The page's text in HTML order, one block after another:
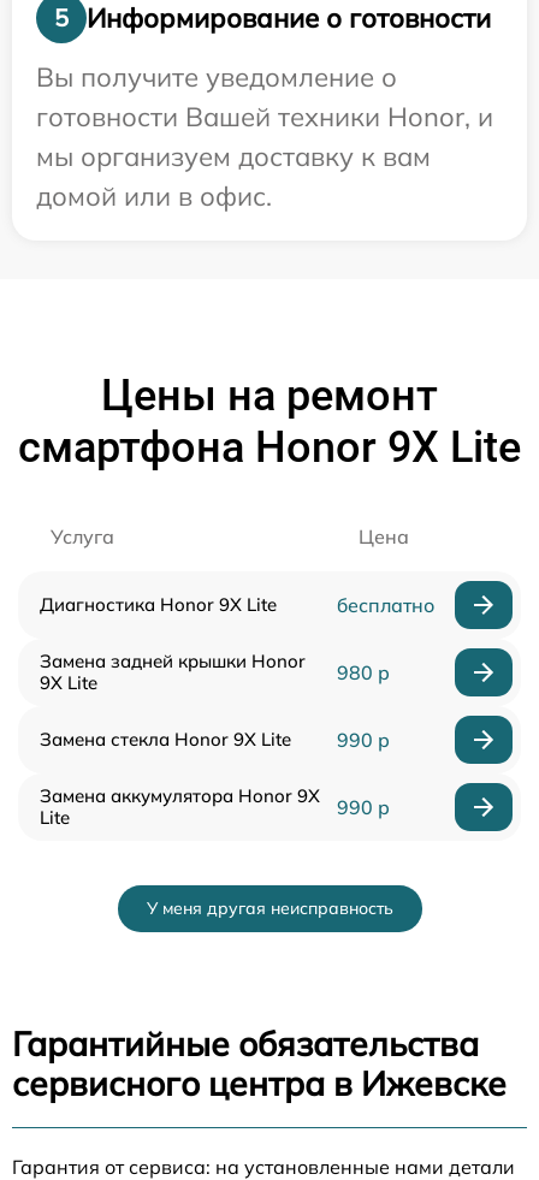
5
Информирование о готовности
Вы получите уведомление о
готовности Вашей техники Honor, и
мы организуем доставку к вам
домой или в офис.
Цены на ремонт
смартфона Honor 9X Lite
Услуга Цена
Диагностика Honor 9X Lite бесплатно
Замена задней крышки Honor
9X Lite
980 р
Замена стекла Honor 9X Lite 990 р
Замена аккумулятора Honor 9X
Lite
990 р
У меня другая неисправность
Гарантийные обязательства
сервисного центра в Ижевске
Гарантия от сервиса: на установленные нами детали